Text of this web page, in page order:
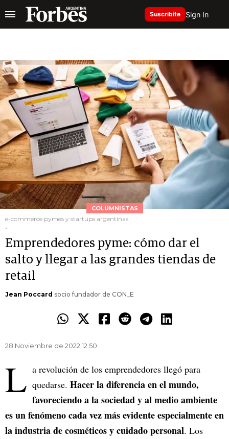
Suscribite Sign In
COLUMNISTAS
e-commerce pymes y startups argentinas
.
Emprendedores pyme: cómo dar el
salto y llegar a las grandes tiendas de
retail
Jean Poccard socio fundador de CON_E
28 Noviembre de 2022 12.50
L a revolución de los emprendedores llegó para
quedarse. Hacer la diferencia en el mundo,
favoreciendo a la sociedad y al medio ambiente
es un fenómeno cada vez más evidente especialmente en
la industria de cosméticos y cuidado personal. Los